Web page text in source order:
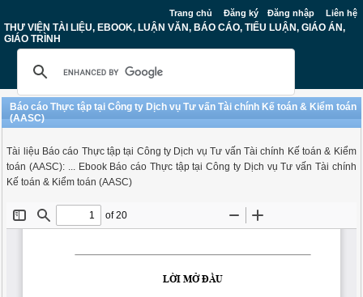
Trang chủ Đăng ký Đăng nhập Liên hệ
THƯ VIỆN TÀI LIỆU, EBOOK, LUẬN VĂN, BÁO CÁO, TIỂU LUẬN, GIÁO ÁN,
GIÁO TRÌNH
Báo cáo Thực tập tại Công ty Dịch vụ Tư vấn Tài chính Kế toán & Kiểm toán
(AASC)
Tài liệu Báo cáo Thực tập tại Công ty Dịch vụ Tư vấn Tài chính Kế toán & Kiểm
toán (AASC): ... Ebook Báo cáo Thực tập tại Công ty Dịch vụ Tư vấn Tài chính
Kế toán & Kiểm toán (AASC)